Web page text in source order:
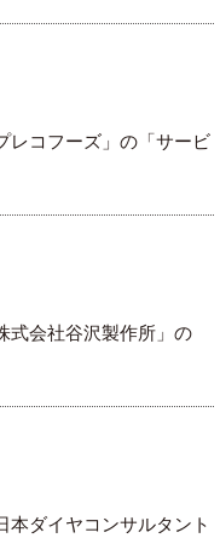
レコフーズ」の「サービ
式会社谷沢製作所」の
本ダイヤコンサルタント